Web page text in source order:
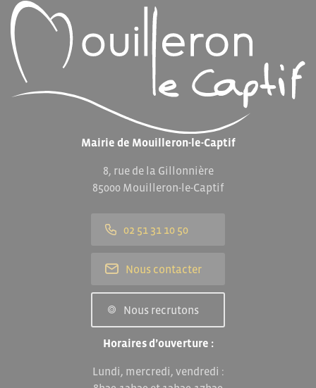
Mairie de Mouilleron-le-Captif
8, rue de la Gillonnière
85000 Mouilleron-le-Captif
02 51 31 10 50
Nous contacter
Nous recrutons
Horaires d’ouverture :
Lundi, mercredi, vendredi :